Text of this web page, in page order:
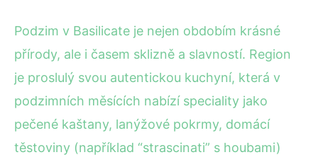
Podzim v Basilicate je nejen obdobím krásné
přírody, ale i časem sklizně a slavností. Region
je proslulý svou autentickou kuchyní, která v
podzimních měsících nabízí speciality jako
pečené kaštany, lanýžové pokrmy, domácí
těstoviny (například “strascinati” s houbami)